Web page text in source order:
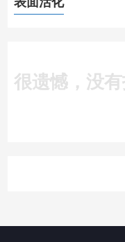
很遗憾，没